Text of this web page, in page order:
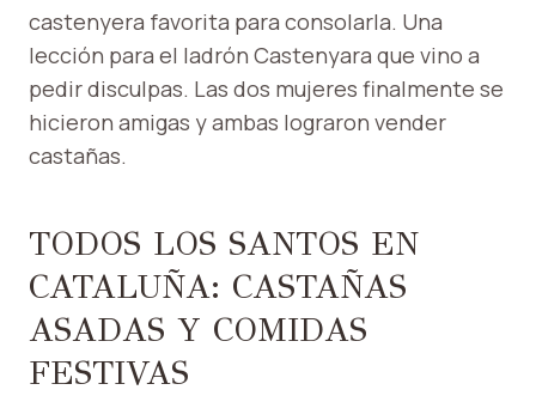
castenyera favorita para consolarla. Una
lección para el ladrón Castenyara que vino a
pedir disculpas. Las dos mujeres finalmente se
hicieron amigas y ambas lograron vender
castañas.
TODOS LOS SANTOS EN
CATALUÑA: CASTAÑAS
ASADAS Y COMIDAS
FESTIVAS